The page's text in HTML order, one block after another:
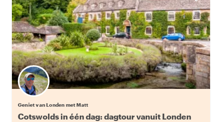
Geniet van Londen met Matt
Cotswolds in één dag: dagtour vanuit Londen